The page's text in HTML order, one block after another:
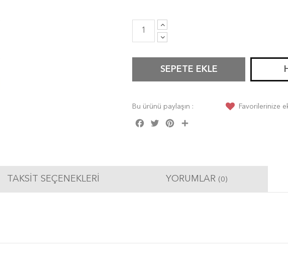
SEPETE EKLE
Bu ürünü paylaşın :
Facebook
Twitter Pinterest
Favorilerinize
TAKSIT SEÇENEKLERI YORUMLAR (0)